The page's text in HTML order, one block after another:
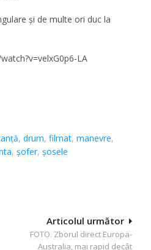
şi de multe ori duc la
LA
,drum,filmat,manevre,
,şofer,șosele
Articolul următor
FOTO. Zborul direct Europa-
Australia, mai rapid decât